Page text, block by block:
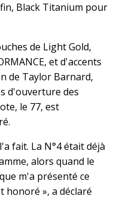
Black Titanium pour
de Light Gold,
et d'accents
de Taylor Barnard,
d'ouverture des
le 77, est
fait. La N°4 était déjà
alors quand le
m'a présenté ce
honoré », a déclaré